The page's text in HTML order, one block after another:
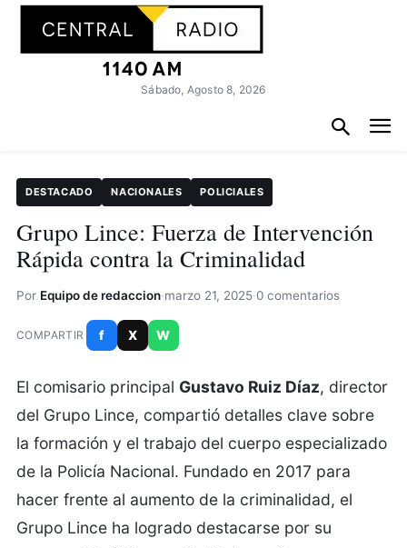
Sábado, Agosto 8, 2026
DESTACADO NACIONALES POLICIALES
Grupo Lince: Fuerza de Intervención
Rápida contra la Criminalidad
Por Equipo de redaccion·marzo 21, 2025·0 comentarios
COMPARTIR f X W
El comisario principal Gustavo Ruiz Díaz, director
del Grupo Lince, compartió detalles clave sobre
la formación y el trabajo del cuerpo especializado
de la Policía Nacional. Fundado en 2017 para
hacer frente al aumento de la criminalidad, el
Grupo Lince ha logrado destacarse por su